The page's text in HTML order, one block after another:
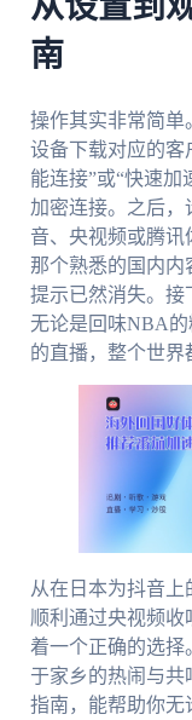
从设置到
南
操作其实非常简单
设备下载对应的客
能连接”或“快速加
加密连接。之后
音、央视频或腾讯
那个熟悉的国内内
提示已然消失。接
无论是回味NBA
的直播，整个世界
从在日本为抖音
顺利通过央视频收
着一个正确的选择
于家乡的热闹与
指南，能帮助你无